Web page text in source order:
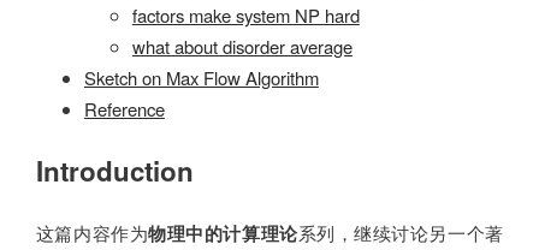
factors make system NP hard
what about disorder average
Sketch on Max Flow Algorithm
Reference
Introduction
这篇内容作为物理中的计算理论系列，继续讨论另一个著